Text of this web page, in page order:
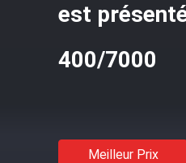
est
400/7000
Meilleur Prix